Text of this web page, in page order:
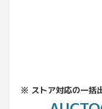
※ ストア対応の一括